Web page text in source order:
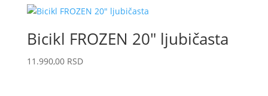
Bicikl FROZEN 20″ ljubičasta
11.990,00 RSD